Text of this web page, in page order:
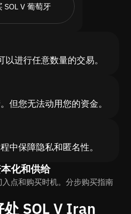
SOL V 葡萄牙
进行任意数量的交易。
但您无法动用您的资金。
中保障隐私和匿名性。
化和供给
入点和购买时机。分步购买指南
SOL V Iran